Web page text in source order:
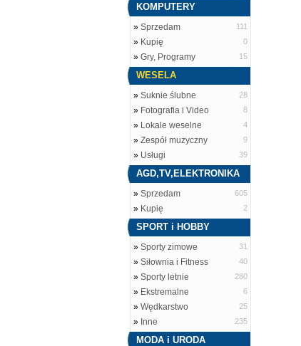
KOMPUTERY
» Sprzedam 111
» Kupię 0
» Gry, Programy 15
WESELA
» Suknie ślubne 28
» Fotografia i Video 8
» Lokale weselne 4
» Zespół muzyczny 9
» Usługi 39
AGD,TV,ELEKTRONIKA
» Sprzedam 605
» Kupię 2
SPORT i HOBBY
» Sporty zimowe 31
» Siłownia i Fitness 40
» Sporty letnie 280
» Ekstremalne 6
» Wędkarstwo 25
» Inne 235
MODA i URODA